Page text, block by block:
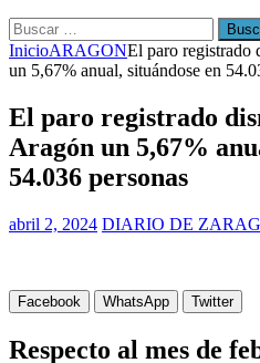
Buscar:
InicioARAGONEl paro registrado
un 5,67% anual, situándose en
El paro registrado
Aragón un 5,67%
54.036 personas
abril 2, 2024 DIARIO DE
Facebook WhatsApp Twitter
Respecto al mes de